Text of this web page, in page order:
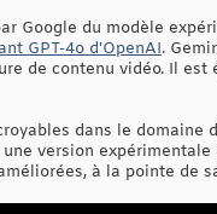
Google du modèle
GPT-4o d'OpenAI.
de contenu vidéo. Il
dans le
version
à la pointe de